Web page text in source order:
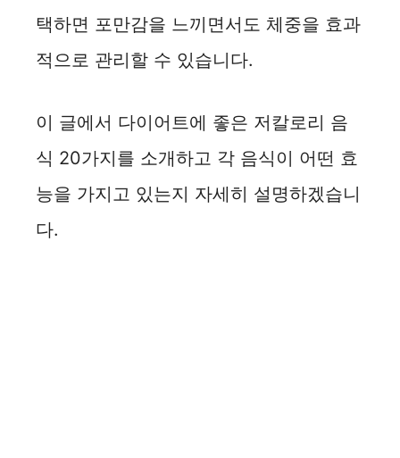
택하면 포만감을 느끼면서도 체중을 효과
적으로 관리할 수 있습니다.
이 글에서 다이어트에 좋은 저칼로리 음
식 20가지를 소개하고 각 음식이 어떤 효
능을 가지고 있는지 자세히 설명하겠습니
다.